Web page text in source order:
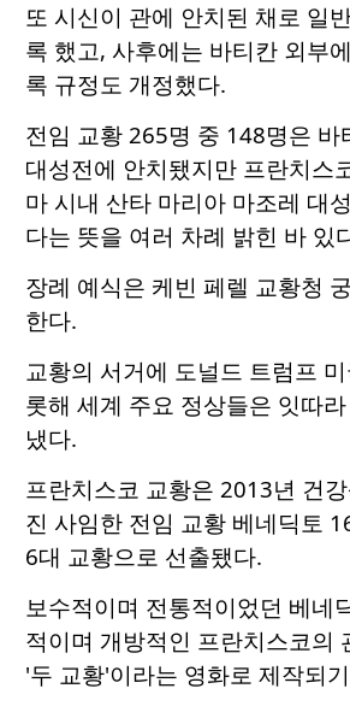
또 시신이 관에 안치된 채로 일
록 했고, 사후에는 바티칸 외부
록 규정도 개정했다.
전임 교황 265명 중 148명은 바
대성전에 안치됐지만 프란치스
마 시내 산타 마리아 마조레 대
다는 뜻을 여러 차례 밝힌 바 있
장례 예식은 케빈 페렐 교황청
한다.
교황의 서거에 도널드 트럼프
롯해 세계 주요 정상들은 잇따
냈다.
프란치스코 교황은 2013년 건
진 사임한 전임 교황 베네딕토
6대 교황으로 선출됐다.
보수적이며 전통적이었던 베네
적이며 개방적인 프란치스코의
'두 교황'이라는 영화로 제작되